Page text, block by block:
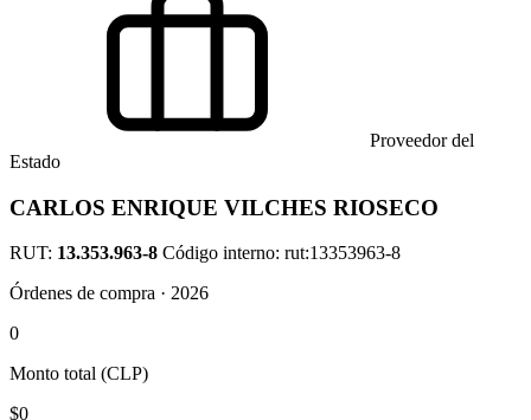
Proveedor del
Estado
CARLOS ENRIQUE VILCHES RIOSECO
RUT: 13.353.963-8 Código interno: rut:13353963-8
Órdenes de compra · 2026
0
Monto total (CLP)
$0